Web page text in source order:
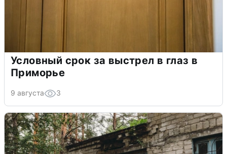
Условный срок за выстрел в глаз в
Приморье
9 августа 3